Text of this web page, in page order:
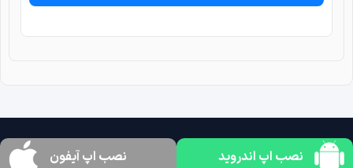
نصب اپ اندروید نصب اپ آیفون